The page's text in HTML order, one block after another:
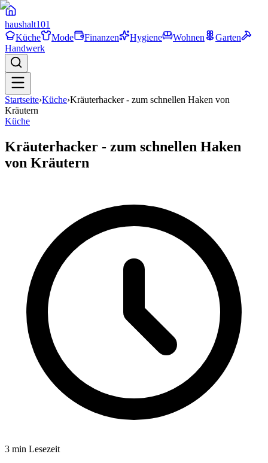
haushalt101
Küche
Mode Finanzen Hygiene Wohnen
Garten
Handwerk
Startseite›Küche›Kräuterhacker - zum schnellen Haken von
Kräutern
Küche
Kräuterhacker - zum schnellen Haken
von Kräutern
3 min Lesezeit